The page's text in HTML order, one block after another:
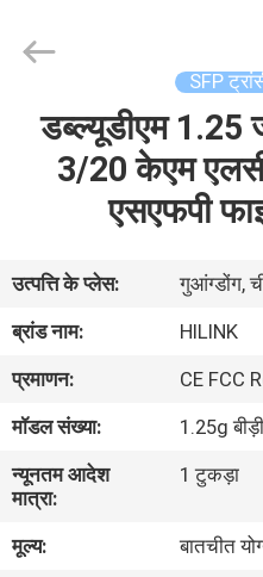
हमारे
बारे
में
कारखाने
का
Technology
Co.,Ltd..
SFP
डब्ल्यूडीएम 1.25
3/20 केएम
एसएफपी
उत्पत्ति के प्लेस:
गुआंग्डोंग,
ब्रांड नाम:
HILINK
प्रमाणन:
CE FCC
मॉडल संख्या:
1.25g
न्यूनतम आदेश
मात्रा:
1 टुकड़ा
मूल्य:
बातचीत